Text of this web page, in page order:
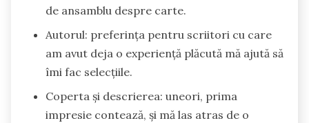
de ansamblu despre carte.
Autorul: preferința pentru scriitori cu care
am avut deja o experiență plăcută mă ajută să
îmi fac selecțiile.
Coperta și descrierea: uneori, prima
impresie contează, și mă las atras de o